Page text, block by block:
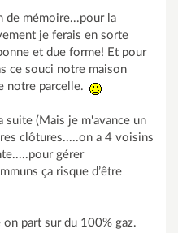
de mémoire...pour la
je ferais en sorte
et due forme! Et pour
ce souci notre maison
notre parcelle.
suite (Mais je m'avance un
clôtures.....on a 4 voisins
gérer
ça risque d’être
part sur du 100% gaz.